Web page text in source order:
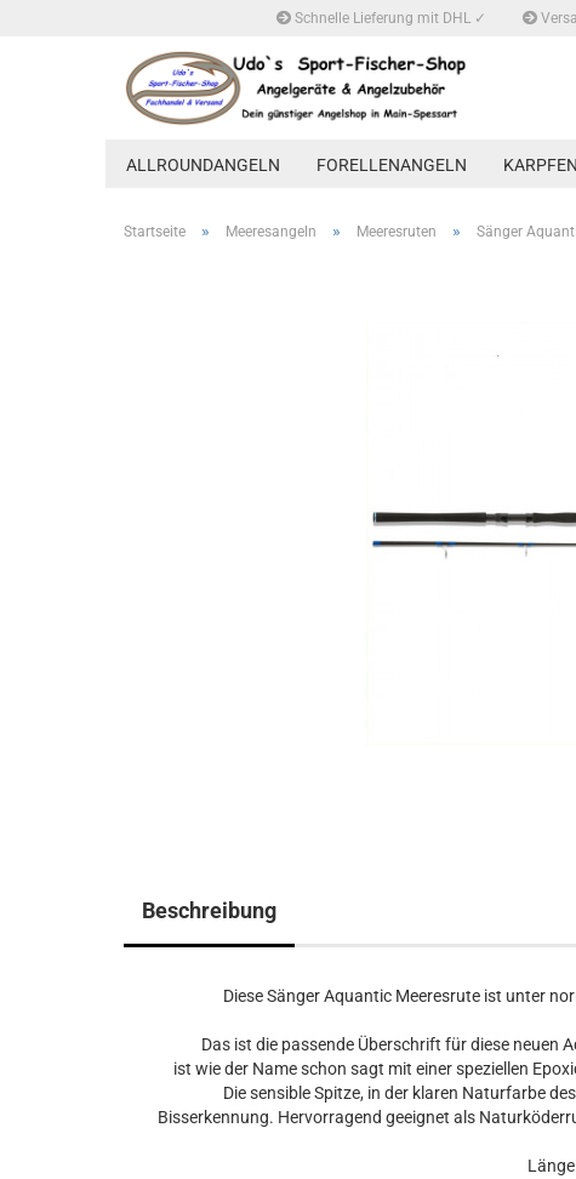
Schnelle Lieferung mit DHL ✓
ALLROUNDANGELN FORELLENANGELN
Startseite » Meeresangeln » Meeresruten » Sänger
Beschreibung
Diese Sänger Aquantic Meeresrute ist unter
Das ist die passende Überschrift für diese neuen
ist wie der Name schon sagt mit einer speziellen
Die sensible Spitze, in der klaren Naturfarbe
Bisserkennung. Hervorragend geeignet als